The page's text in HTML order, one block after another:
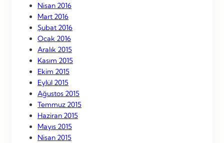
Nisan 2016
Mart 2016
Şubat 2016
Ocak 2016
Aralık 2015
Kasım 2015
Ekim 2015
Eylül 2015
Ağustos 2015
Temmuz 2015
Haziran 2015
Mayıs 2015
Nisan 2015